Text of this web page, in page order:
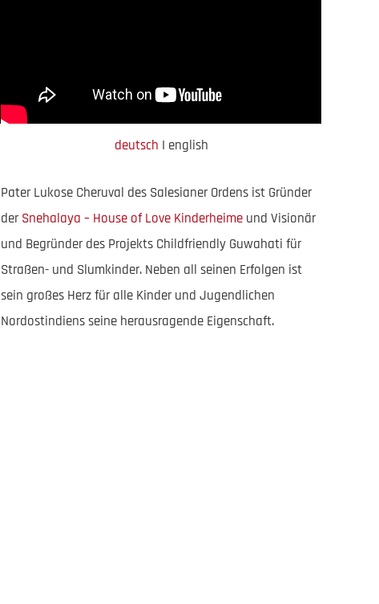
deutsch I english
Pater Lukose Cheruval des Salesianer Ordens ist Gründer
der Snehalaya – House of Love Kinderheime und Visionär
und Begründer des Projekts Childfriendly Guwahati für
Straßen- und Slumkinder. Neben all seinen Erfolgen ist
sein großes Herz für alle Kinder und Jugendlichen
Nordostindiens seine herausragende Eigenschaft.